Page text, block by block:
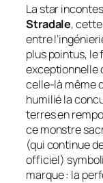
La star
Stradale,
entre
plus pointus, le
exceptionnelle
celle-là même
humilié la
terres en
ce monstre
(qui continue
officiel)
marque : la